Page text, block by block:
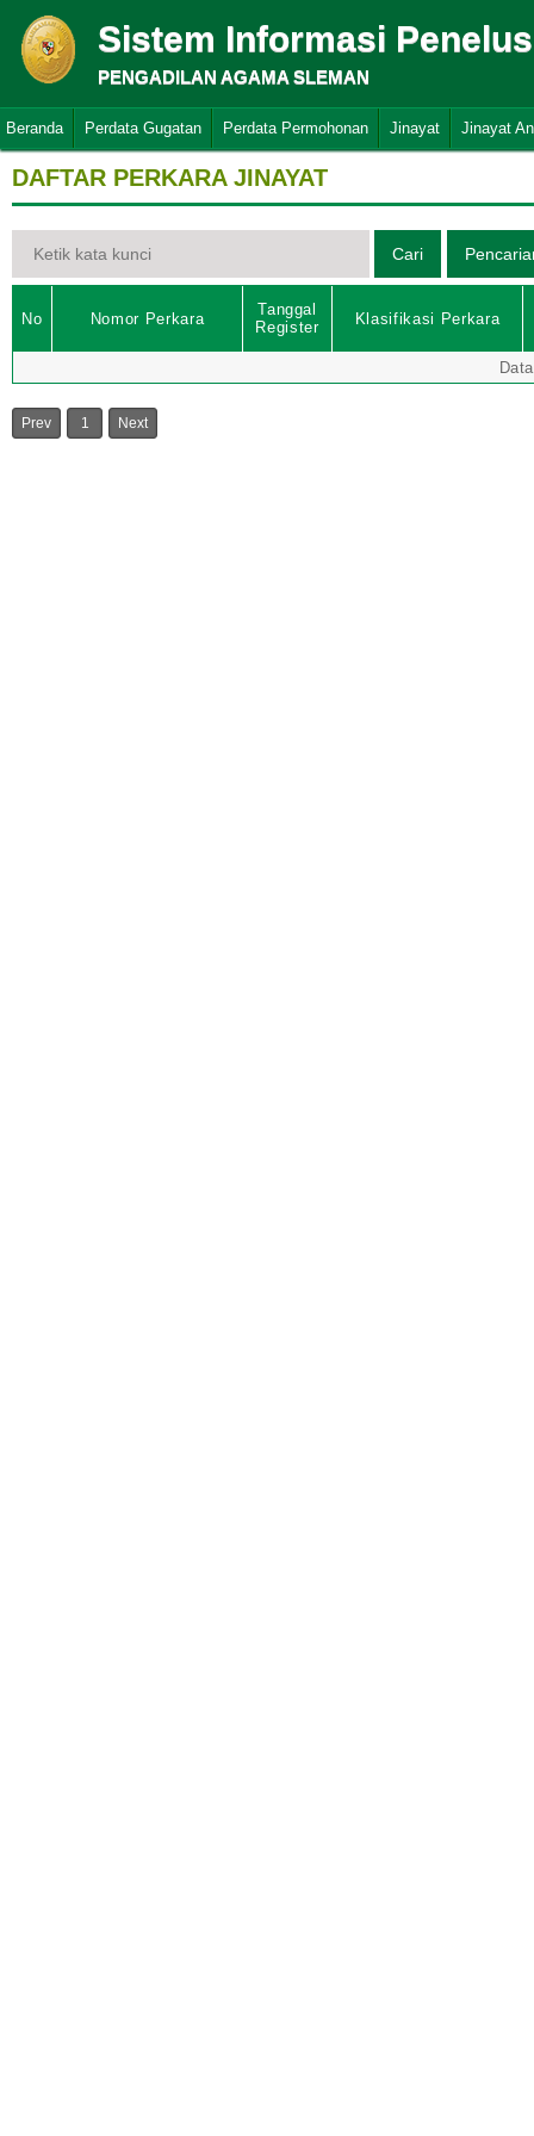
Sistem Informasi
PENGADILAN AGAMA SLEMAN
Beranda Perdata Gugatan Perdata Permohonan Jinayat Jinayat
DAFTAR PERKARA JINAYAT
No Nomor Perkara
Tanggal
Register
Klasifikasi Perkara
Prev 1 Next